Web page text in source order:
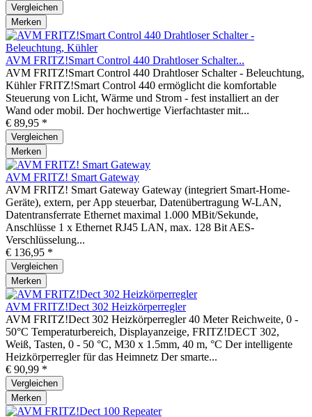
Vergleichen
Merken
AVM FRITZ!Smart Control 440 Drahtloser Schalter...
AVM FRITZ!Smart Control 440 Drahtloser Schalter - Beleuchtung,
Kühler FRITZ!Smart Control 440 ermöglicht die komfortable
Steuerung von Licht, Wärme und Strom - fest installiert an der
Wand oder mobil. Der hochwertige Vierfachtaster mit...
€ 89,95 *
Vergleichen
Merken
AVM FRITZ! Smart Gateway
AVM FRITZ! Smart Gateway Gateway (integriert Smart-Home-
Geräte), extern, per App steuerbar, Datenübertragung W-LAN,
Datentransferrate Ethernet maximal 1.000 MBit/Sekunde,
Anschlüsse 1 x Ethernet RJ45 LAN, max. 128 Bit AES-
Verschlüsselung...
€ 136,95 *
Vergleichen
Merken
AVM FRITZ!Dect 302 Heizkörperregler
AVM FRITZ!Dect 302 Heizkörperregler 40 Meter Reichweite, 0 -
50°C Temperaturbereich, Displayanzeige, FRITZ!DECT 302,
Weiß, Tasten, 0 - 50 °C, M30 x 1.5mm, 40 m, °C Der intelligente
Heizkörperregler für das Heimnetz Der smarte...
€ 90,99 *
Vergleichen
Merken